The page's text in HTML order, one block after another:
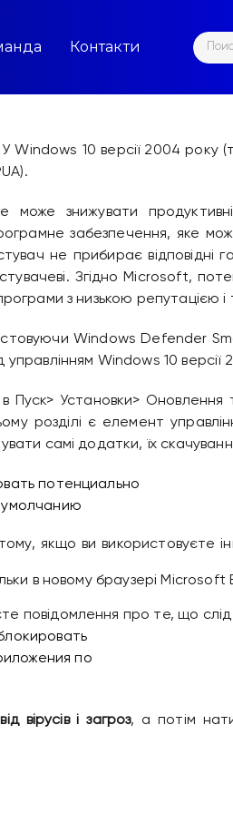
Контакти
for:
10 версії 2004 року
знижувати
забезпечення, яке
не прибирає відповідні
Згідно Microsoft,
з низькою репутацією і
Windows Defender
Windows 10 версії
Установки> Оновлення
розділі є елемент
самі додатки, їх
якщо ви використовуєте
в новому браузері Microsoft
повідомлення про те, що слід
вірусів і загроз, а потім